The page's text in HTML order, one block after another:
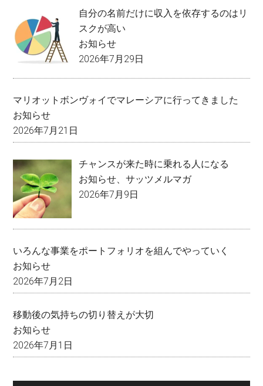
自分の名前だけに収入を依存するのはリ
スクが高い
お知らせ
2026年7月29日
マリオットボンヴォイでマレーシアに行ってきました
お知らせ
2026年7月21日
チャンスが来た時に乗れる人になる
お知らせ、サッツメルマガ
2026年7月9日
いろんな事業をポートフォリオを組んでやっていく
お知らせ
2026年7月2日
移動後の気持ちの切り替えが大切
お知らせ
2026年7月1日